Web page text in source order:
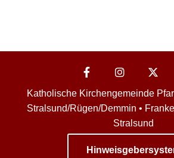
Katholische Kirchengemeinde
Stralsund/Rügen/Demmin •
Stralsund